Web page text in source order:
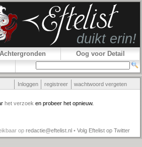
Achtergronden
Oog voor Detail
Inloggen registreer wachtwoord vergeten
het verzoek en probeer het opnieuw.
op redactie@eftelist.nl • Volg Eftelist op Twitter